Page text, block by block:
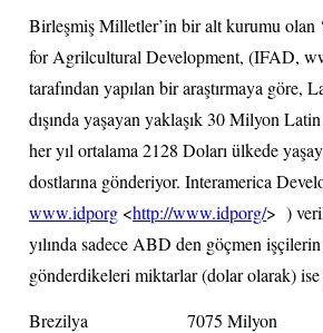
Birleşmiş Milletler’in bir alt kurumu olan
for Agrilcultural Development, (IFAD,
tarafından yapılan bir araştırmaya göre,
dışında yaşayan yaklaşık 30 Milyon
her yıl ortalama 2128 Doları ülkede
dostlarına gönderiyor. Interamerica
www.idporg <http://www.idporg/> )
yılında sadece ABD den göçmen
gönderdikeleri miktarlar (dolar olarak) ise
Brezilya
7075 Milyon